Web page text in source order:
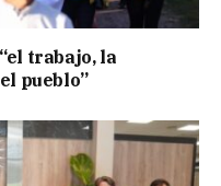
trabajo, la
pueblo”